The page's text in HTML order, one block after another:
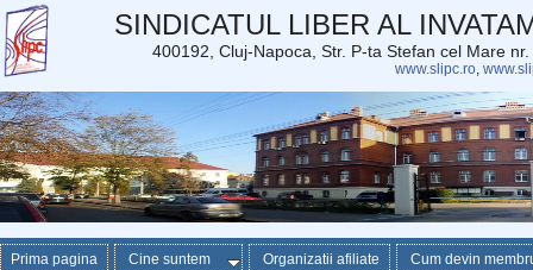
SINDICATUL LIBER AL
400192, Cluj-Napoca, Str. P-ta Stefan cel Mare
www.slipc.ro,
Prima pagina Cine suntem Organizatii afiliate Cum devin